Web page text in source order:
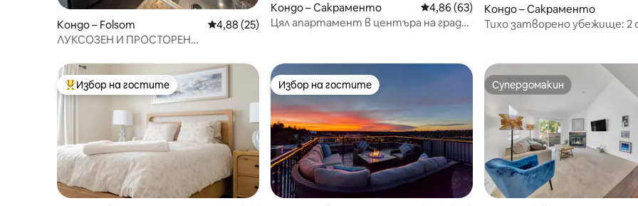
Кондо – Folsom Средна оценка: 4,88 от 5, 25 отзива
4,88 (25)
ЛУКСОЗЕН И ПРОСТОРЕН
Кондо – Сакраменто Средна оценка: 4,86 от 5, 63 отзива
4,86 (63)
Цял апартамент в центъра на града
Кондо – Сакраменто
Тихо затворено убежище: 2
Най-популярен избор на гостите
Избор на гостите Избор на гостите
Избор на гостите Супердомакин
Супердомакин